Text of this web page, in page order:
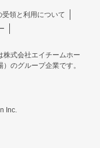
領と利用について
株式会社エイチームホー
のグループ企業です。
Inc.